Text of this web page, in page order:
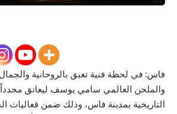
فاس: في لحظة فنية تعبق بالروحانية
والملحن العالمي سامي يوسف ليعانق مجدداً
التاريخية بمدينة فاس، وذلك ضمن فعاليات